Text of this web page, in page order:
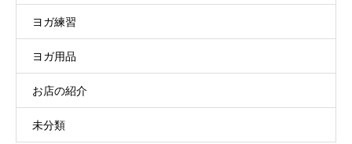
ヨガ練習
ヨガ用品
お店の紹介
未分類